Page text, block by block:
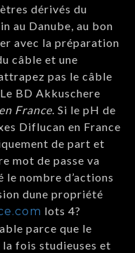
dérivés du
au Danube, au bon
avec la préparation
câble et une
pas le câble
BD Akkuschere
France. Si le pH de
Diflucan en France
de part et
mot de passe va
le nombre d’actions
dune propriété
lots 4?
parce que le
fois studieuses et